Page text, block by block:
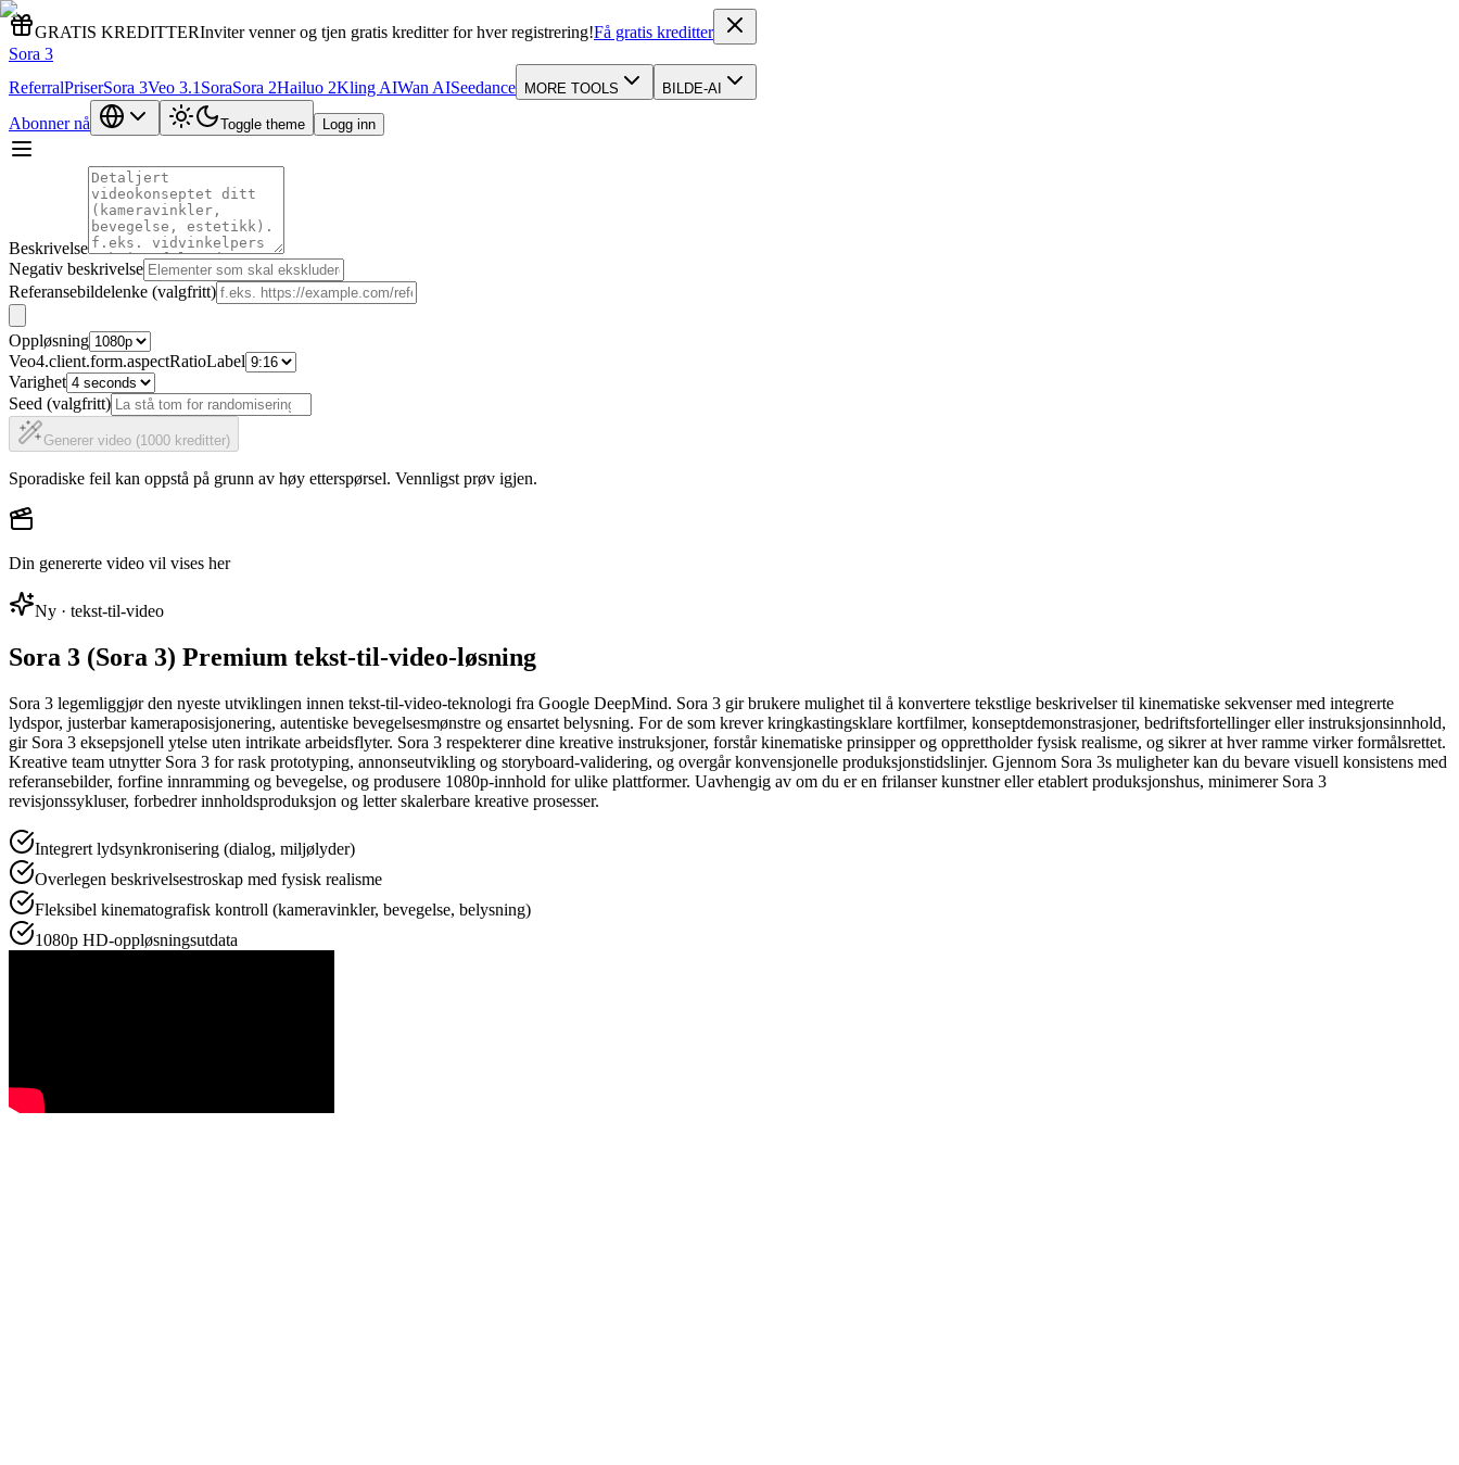
GRATIS KREDITTERInviter venner og tjen gratis kreditter for hver registrering!Få gratis kreditter
Sora 3
ReferralPriserSora 3Veo 3.1 SoraSora 2Hailuo 2Kling AIWan AISeedance MORE TOOLS BILDE-AI
Abonner nå Toggle theme Logg inn
Beskrivelse
Negativ beskrivelse
Referansebildelenke (valgfritt)
Oppløsning
Veo4.client.form.aspectRatioLabel
Varighet
Seed (valgfritt)
Generer video (1000 kreditter)
Sporadiske feil kan oppstå på grunn av høy etterspørsel. Vennligst prøv igjen.
Din genererte video vil vises her
Ny · tekst-til-video
Sora 3 (Sora 3) Premium tekst-til-video-løsning
Sora 3 legemliggjør den nyeste utviklingen innen tekst-til-video-teknologi fra Google DeepMind. Sora 3 gir brukere mulighet til å konvertere tekstlige beskrivelser til kinematiske sekvenser med integrerte
lydspor, justerbar kameraposisjonering, autentiske bevegelsesmønstre og ensartet belysning. For de som krever kringkastingsklare kortfilmer, konseptdemonstrasjoner, bedriftsfortellinger eller instruksjonsinnhold,
gir Sora 3 eksepsjonell ytelse uten intrikate arbeidsflyter. Sora 3 respekterer dine kreative instruksjoner, forstår kinematiske prinsipper og opprettholder fysisk realisme, og sikrer at hver ramme virker formålsrettet.
Kreative team utnytter Sora 3 for rask prototyping, annonseutvikling og storyboard-validering, og overgår konvensjonelle produksjonstidslinjer. Gjennom Sora 3s muligheter kan du bevare visuell konsistens med
referansebilder, forfine innramming og bevegelse, og produsere 1080p-innhold for ulike plattformer. Uavhengig av om du er en frilanser kunstner eller etablert produksjonshus, minimerer Sora 3
revisjonssykluser, forbedrer innholdsproduksjon og letter skalerbare kreative prosesser.
Integrert lydsynkronisering (dialog, miljølyder)
Overlegen beskrivelsestroskap med fysisk realisme
Fleksibel kinematografisk kontroll (kameravinkler, bevegelse, belysning)
1080p HD-oppløsningsutdata